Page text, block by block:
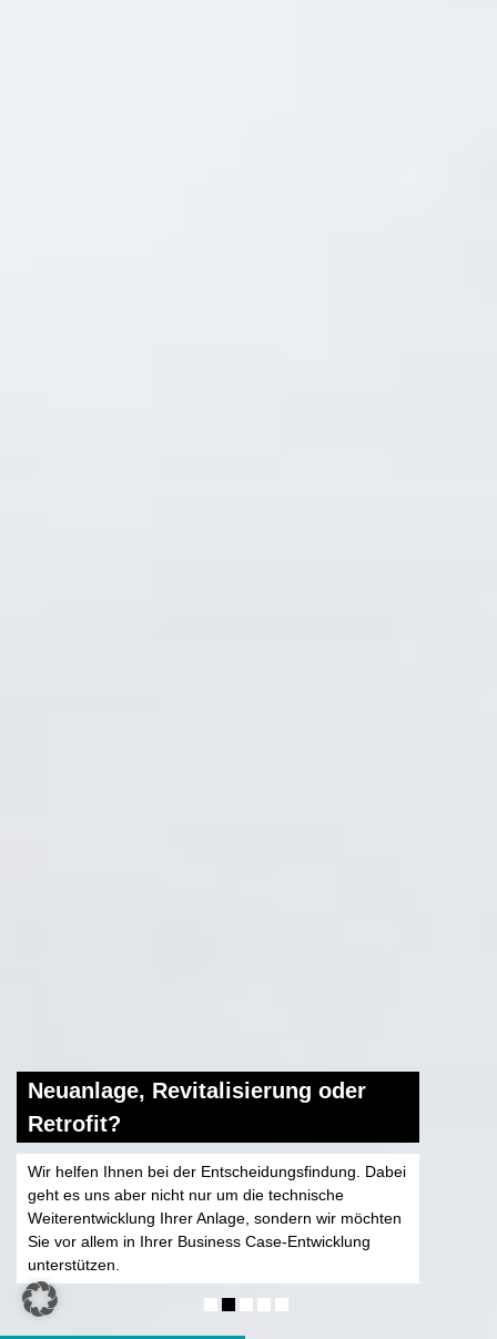
Neuanlage, Revitalisierung oder
Retrofit?
Wir helfen Ihnen bei der Entscheidungsfindung. Dabei
geht es uns aber nicht nur um die technische
Weiterentwicklung Ihrer Anlage, sondern wir möchten
Sie vor allem in Ihrer Business Case-Entwicklung
unterstützen.